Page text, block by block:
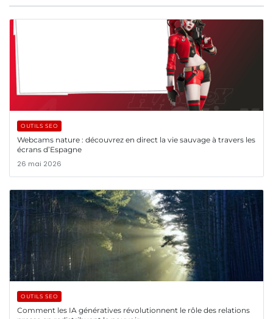
OUTILS SEO
Webcams nature : découvrez en direct la vie sauvage à travers les
écrans d’Espagne
26 mai 2026
OUTILS SEO
Comment les IA génératives révolutionnent le rôle des relations